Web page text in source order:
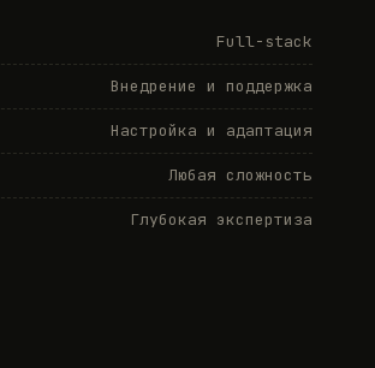
Full-stack
Внедрение и поддержка
Настройка и адаптация
Любая сложность
Глубокая экспертиза